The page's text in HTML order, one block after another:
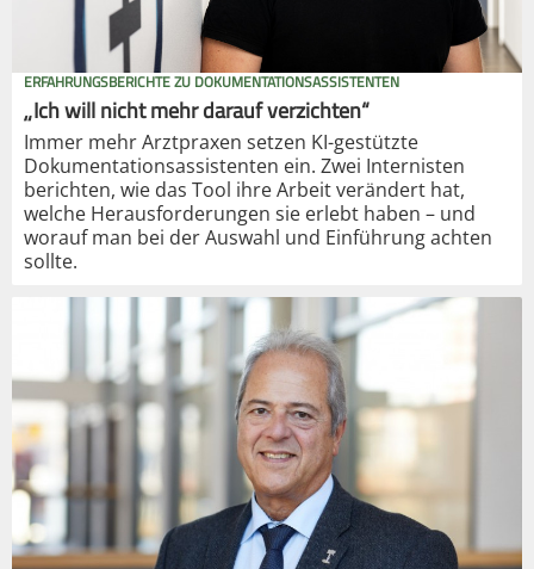
ERFAHRUNGSBERICHTE ZU DOKUMENTATIONSASSISTENTEN
„Ich will nicht mehr darauf verzichten“
Immer mehr Arztpraxen setzen KI-gestützte
Dokumentationsassistenten ein. Zwei Internisten
berichten, wie das Tool ihre Arbeit verändert hat,
welche Herausforderungen sie erlebt haben – und
worauf man bei der Auswahl und Einführung achten
sollte.